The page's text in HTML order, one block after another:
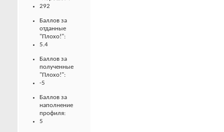
292
Баллов за
отданные
"Плохо!":
5.4
Баллов за
полученные
"Плохо!":
-5
Баллов за
наполнение
профиля:
5